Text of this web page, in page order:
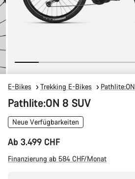
E-Bikes Trekking E-Bikes Pathlite:ON
Pathlite:ON 8 SUV
Neue Verfügbarkeiten
Ab 3.499 CHF
Finanzierung ab 584 CHF/Monat